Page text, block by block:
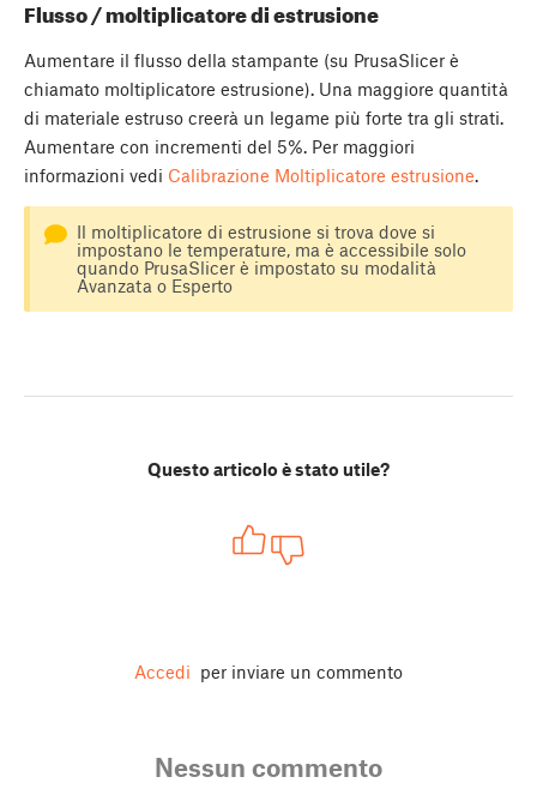
Flusso / moltiplicatore di estrusione
Aumentare il flusso della stampante (su PrusaSlicer è
chiamato moltiplicatore estrusione). Una maggiore quantità
di materiale estruso creerà un legame più forte tra gli strati.
Aumentare con incrementi del 5%. Per maggiori
informazioni vedi Calibrazione Moltiplicatore estrusione.
Il moltiplicatore di estrusione si trova dove si
impostano le temperature, ma è accessibile solo
quando PrusaSlicer è impostato su modalità
Avanzata o Esperto
Questo articolo è stato utile?
Accedi per inviare un commento
Nessun commento